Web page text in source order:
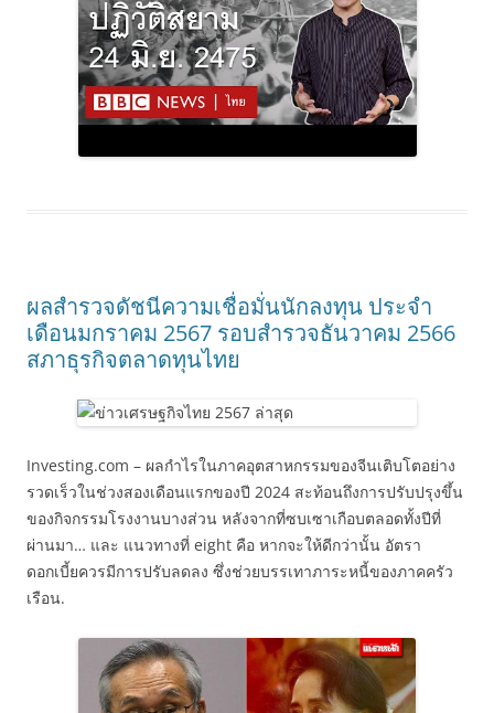
ผลสำรวจดัชนีความเชื่อมั่นนักลงทุน ประจำ
เดือนมกราคม 2567 รอบสำรวจธันวาคม 2566
สภาธุรกิจตลาดทุนไทย
Investing.com – ผลกำไรในภาคอุตสาหกรรมของจีนเติบโตอย่าง
รวดเร็วในช่วงสองเดือนแรกของปี 2024 สะท้อนถึงการปรับปรุงขึ้น
ของกิจกรรมโรงงานบางส่วน หลังจากที่ซบเซาเกือบตลอดทั้งปีที่
ผ่านมา… และ แนวทางที่ eight คือ หากจะให้ดีกว่านั้น อัตรา
ดอกเบี้ยควรมีการปรับลดลง ซึ่งช่วยบรรเทาภาระหนี้ของภาคครัว
เรือน.